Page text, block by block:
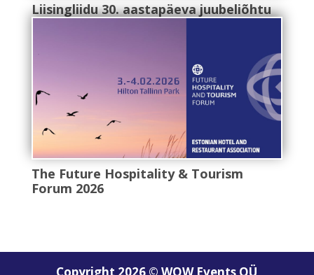
Liisingliidu 30. aastapäeva juubeliõhtu
The Future Hospitality & Tourism
Forum 2026
Copyright 2026 © WOW Events OÜ